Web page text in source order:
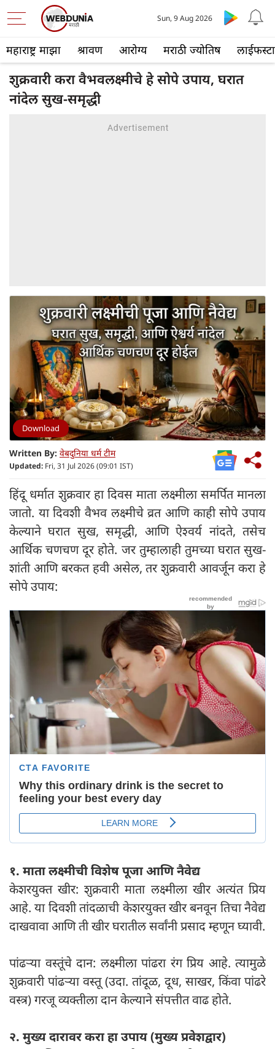
महाराष्ट्र माझा श्रावण आरोग्य मराठी ज्योतिष
Sun, 9 Aug 2026
शुक्रवारी करा वैभवलक्ष्मीचे हे सोपे उपाय, घरात
नांदेल सुख-समृद्धी
Download
Written By: वेबदुनिया धर्म टीम
Updated: Fri, 31 Jul 2026 (09:01 IST)
हिंदू धर्मात शुक्रवार हा दिवस माता लक्ष्मीला समर्पित मानला
जातो. या दिवशी वैभव लक्ष्मीचे व्रत आणि काही सोपे उपाय
केल्याने घरात सुख, समृद्धी, आणि ऐश्वर्य नांदते, तसेच
आर्थिक चणचण दूर होते. जर तुम्हालाही तुमच्या घरात सुख-
शांती आणि बरकत हवी असेल, तर शुक्रवारी आवर्जून करा हे
सोपे उपाय:
१. माता लक्ष्मीची विशेष पूजा आणि नैवेद्य
केशरयुक्त खीर: शुक्रवारी माता लक्ष्मीला खीर अत्यंत प्रिय
आहे. या दिवशी तांदळाची केशरयुक्त खीर बनवून तिचा नैवेद्य
दाखवावा आणि ती खीर घरातील सर्वांनी प्रसाद म्हणून घ्यावी.
पांढऱ्या वस्तूंचे दान: लक्ष्मीला पांढरा रंग प्रिय आहे. त्यामुळे
शुक्रवारी पांढऱ्या वस्तू (उदा. तांदूळ, दूध, साखर, किंवा पांढरे
वस्त्र) गरजू व्यक्तीला दान केल्याने संपत्तीत वाढ होते.
२. मुख्य दारावर करा हा उपाय (मुख्य प्रवेशद्वार)